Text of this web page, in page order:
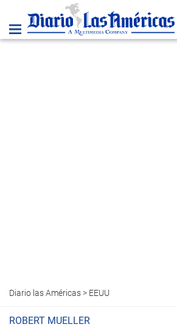
Diario las Américas> EEUU
ROBERT MUELLER